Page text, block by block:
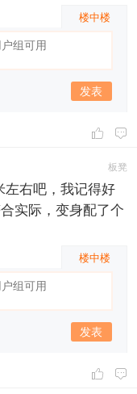
楼中楼
发表
 
板凳
左右吧，我记得好
实际，变身配了个
楼中楼
发表
 